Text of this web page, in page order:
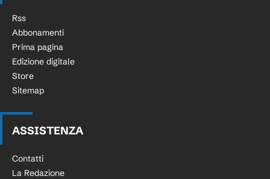
Rss
Abbonamenti
Prima pagina
Edizione digitale
Store
Sitemap
ASSISTENZA
Contatti
La Redazione